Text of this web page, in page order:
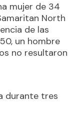
mujer de 34
North
de las
un hombre
no resultaron
durante tres